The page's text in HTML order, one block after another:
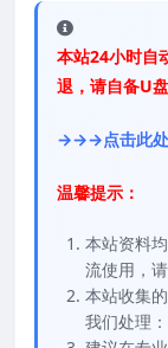
本站24小时自
退，请自备U盘
→→→点击此
温馨提示：
本站资料
流使用，
本站收集
我们处理